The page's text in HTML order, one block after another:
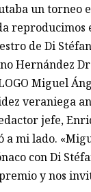
un torneo
reproducimos
de Di
Hernández
Miguel
veraniega
jefe,
a mi lado.
con Di
y nos